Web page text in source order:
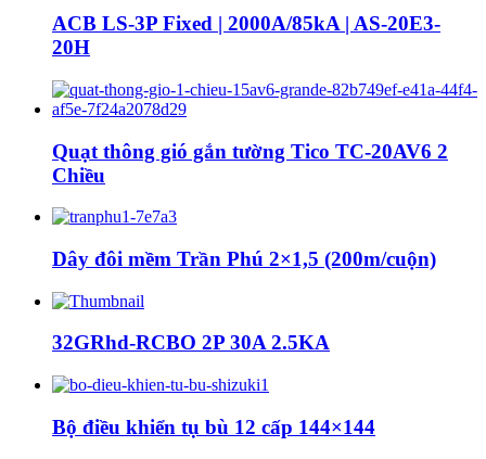
ACB LS-3P Fixed | 2000A/85kA | AS-20E3-
20H
Quạt thông gió gắn tường Tico TC-20AV6 2
Chiều
Dây đôi mềm Trần Phú 2×1,5 (200m/cuộn)
32GRhd-RCBO 2P 30A 2.5KA
Bộ điều khiển tụ bù 12 cấp 144×144